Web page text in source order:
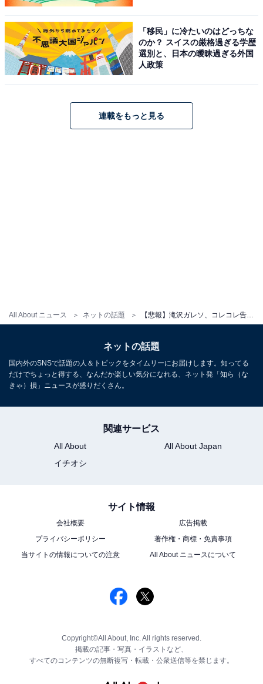
All About ニュース ネットの話題
「移民」に冷たいのはどっちな
のか？ スイスの厳格過ぎる学歴
選別と、日本の曖昧過ぎる外国
人政策
連載をもっと見る
ネットの話題
国内外のSNSで話題の人＆トピックをタイムリーにお届けします。知ってる
だけでちょっと得する、なんだか楽しい気分になれる、ネット発「知ら（な
きゃ）損」ニュースが盛りだくさん。
関連サービス
All About
All About Japan
イチオシ
サイト情報
会社概要
広告掲載
プライバシーポリシー
著作権・商標・免責事項
当サイトの情報についての注意
All About ニュースについて
Copyright©All About, Inc. All rights reserved.
掲載の記事・写真・イラストなど、
すべてのコンテンツの無断複写・転載・公衆送信等を禁じます。